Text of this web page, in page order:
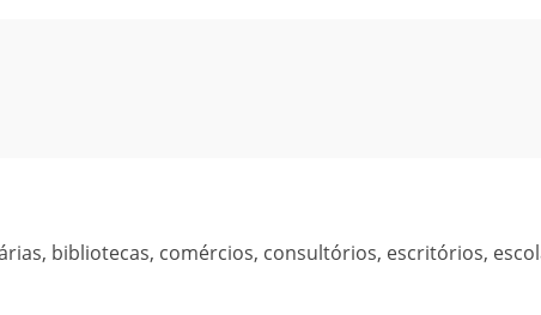
bibliotecas, comércios, consultórios, escritórios,